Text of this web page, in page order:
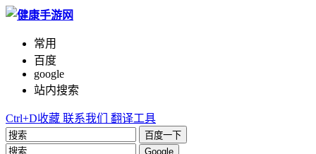
常用
百度
google
站内搜索
Ctrl+D收藏 联系我们 翻译工具
百度一下
Google